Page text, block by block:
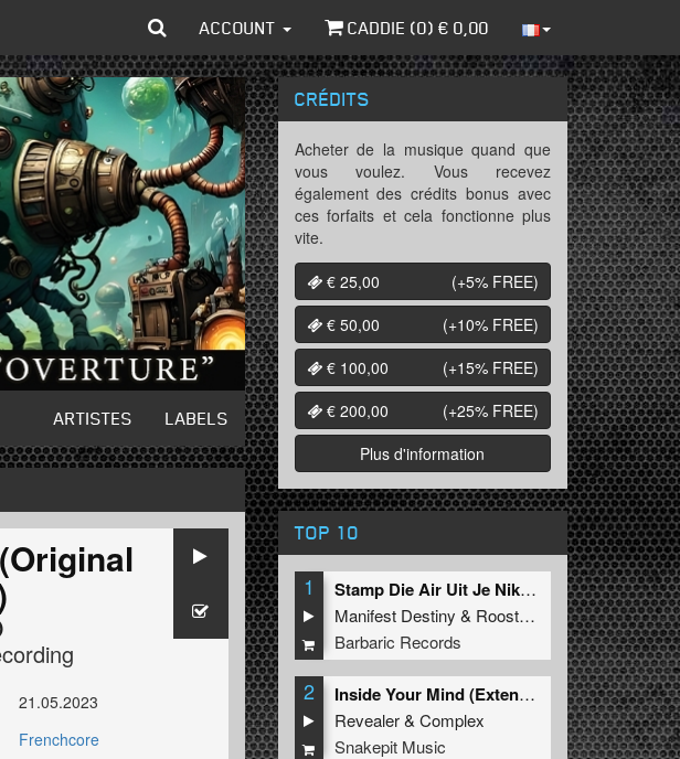
ACCOUNT CADDIE (0) € 0,00
ARTISTES LABELS
21.05.2023
Frenchcore
CRÉDITS
Acheter de la musique quand que
vous voulez. Vous recevez
également des crédits bonus avec
ces forfaits et cela fonctionne plus
vite.
€ 25,00
(+5% FREE)
€ 50,00
(+10% FREE)
€ 100,00
(+15% FREE)
€ 200,00
(+25% FREE)
Plus d'information
TOP 10
1
Stamp Die Air Uit Je Nikeys (Extended Mix)
Manifest Destiny & Roosterz
Barbaric Records
2
Inside Your Mind (Extended Mix)
Revealer&Complex
Snakepit Music